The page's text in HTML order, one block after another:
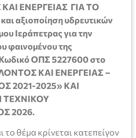
ΕΝΕΡΓΕΙΑΣ ΓΙΑ ΤΟ
αξιοποίηση υδρευτικών
Ιεράπετρας για την
φαινομένου της
Κωδικό ΟΠΣ 5227600 στο
ΚΑΙ ΕΝΕΡΓΕΙΑΣ –
2021-2025» ΚΑΙ
2026.
το θέμα κρίνεται κατεπείγον